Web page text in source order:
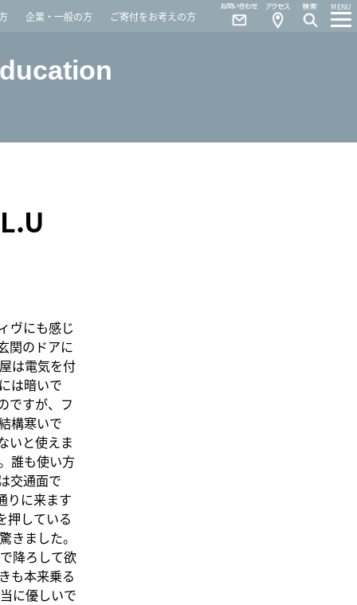
企業・一般の方 ご寄付をお考えの方
MENU
Access
Contact
ヴにも感じ
関のドアに
は電気を付
は暗いで
ですが、フ
構寒いで
いと使えま
誰も使い方
交通面で
りに来ます
押している
きました。
降ろして欲
も本来乗る
に優しいで